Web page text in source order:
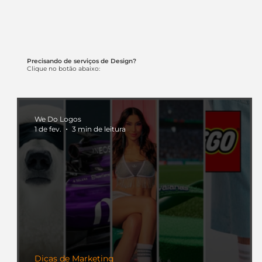
Precisando de serviços de Design?
Clique no botão abaixo:
Dicas de Marketing
We Do Logos
1 de fev.
3 min de leitura